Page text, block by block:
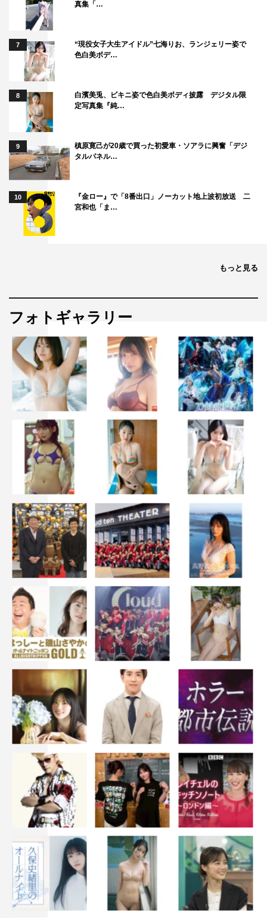
真集「…
7
“現役女子大生アイドル”七海りお、ランジェリー姿で
色白美ボデ…
8
白濱美兎、ビキニ姿で色白美ボディ披露 デジタル限
定写真集『純…
9
槙原寛己が20歳で買った初愛車・ソアラに興奮「デジ
タルパネル…
10
『金ロー』で「8番出口」ノーカット地上波初放送 二
宮和也「ま…
もっと見る
フォトギャラリー